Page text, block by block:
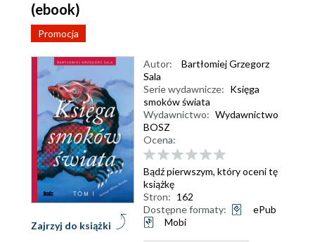
(ebook)
Promocja
Zajrzyj do książki
Autor:
Bartłomiej Grzegorz
Sala
Serie wydawnicze: Księga
smoków świata
Wydawnictwo: Wydawnictwo
BOSZ
Ocena:
Bądź pierwszym, który oceni tę
książkę
Stron: 162
Dostępne formaty:
ePub
Mobi